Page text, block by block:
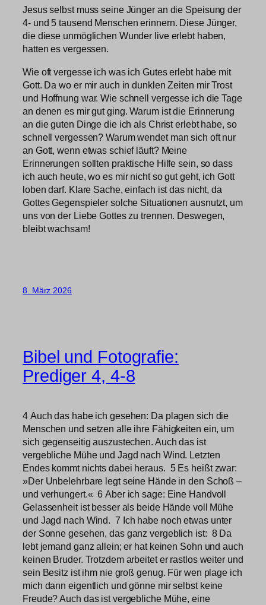
Jesus selbst muss seine Jünger an die Speisung der
4- und 5 tausend Menschen erinnern. Diese Jünger,
die diese unmöglichen Wunder live erlebt haben,
hatten es vergessen.
Wie oft vergesse ich was ich Gutes erlebt habe mit
Gott. Da wo er mir auch in dunklen Zeiten mir Trost
und Hoffnung war. Wie schnell vergesse ich die Tage
an denen es mir gut ging. Warum ist die Erinnerung
an die guten Dinge die ich als Christ erlebt habe, so
schnell vergessen? Warum wendet man sich oft nur
an Gott, wenn etwas schief läuft? Meine
Erinnerungen sollten praktische Hilfe sein, so dass
ich auch heute, wo es mir nicht so gut geht, ich Gott
loben darf. Klare Sache, einfach ist das nicht, da
Gottes Gegenspieler solche Situationen ausnutzt, um
uns von der Liebe Gottes zu trennen. Deswegen,
bleibt wachsam!
8. März 2026
Bibel und Fotografie:
Prediger 4, 4-8
4 Auch das habe ich gesehen: Da plagen sich die
Menschen und setzen alle ihre Fähigkeiten ein, um
sich gegenseitig auszustechen. Auch das ist
vergebliche Mühe und Jagd nach Wind. Letzten
Endes kommt nichts dabei heraus. 5 Es heißt zwar:
»Der Unbelehrbare legt seine Hände in den Schoß –
und verhungert.« 6 Aber ich sage: Eine Handvoll
Gelassenheit ist besser als beide Hände voll Mühe
und Jagd nach Wind. 7 Ich habe noch etwas unter
der Sonne gesehen, das ganz vergeblich ist: 8 Da
lebt jemand ganz allein; er hat keinen Sohn und auch
keinen Bruder. Trotzdem arbeitet er rastlos weiter und
sein Besitz ist ihm nie groß genug. Für wen plage ich
mich dann eigentlich und gönne mir selbst keine
Freude? Auch das ist vergebliche Mühe, eine